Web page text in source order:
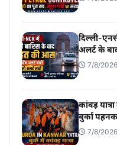
दिल्ली-
अलर्ट के
7/8/2026
कांवड़
बुर्का
7/8/2026